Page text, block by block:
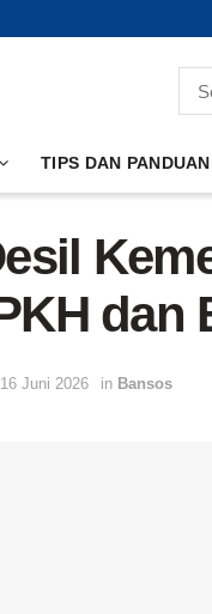
TIPS DAN PANDUAN
dan
16 Juni 2026 in Bansos